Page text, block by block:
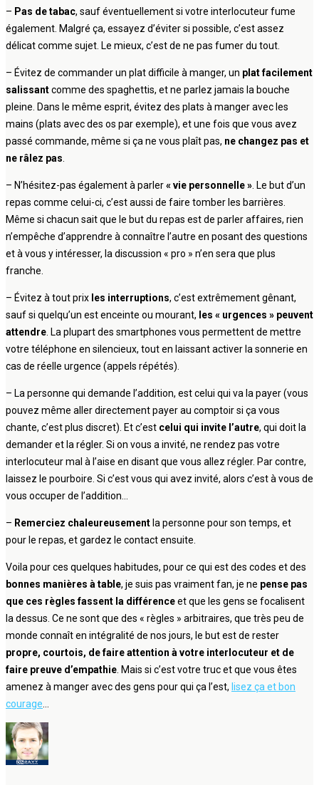
– Pas de tabac, sauf éventuellement si votre interlocuteur fume
également. Malgré ça, essayez d’éviter si possible, c’est assez
délicat comme sujet. Le mieux, c’est de ne pas fumer du tout.
– Évitez de commander un plat difficile à manger, un plat facilement
salissantcomme des spaghettis, et ne parlez jamais la bouche
pleine. Dans le même esprit, évitez des plats à manger avec les
mains (plats avec des os par exemple), et une fois que vous avez
passé commande, même si ça ne vous plaît pas, ne changez pas et
ne râlez pas
– N’hésitez-pas également à parler« vie personnelle » . Le but d’un
repas comme celui-ci, c’est aussi de faire tomber les barrières.
Même si chacun sait que le but du repas est de parler affaires, rien
n’empêche d’apprendre à connaître l’autre en posant des questions
et à vous y intéresser, la discussion « pro » n’en sera que plus
franche.
– Évitez à tout prix les interruptions, c’est extrêmement gênant,
sauf si quelqu’un est enceinte ou mourant, les « urgences » peuvent
attendre . La plupart des smartphones vous permettent de mettre
votre téléphone en silencieux, tout en laissant activer la sonnerie en
cas de réelle urgence (appels répétés).
– La personne qui demande l’addition, est celui qui va la payer (vous
pouvez même aller directement payer au comptoir si ça vous
chante, c’est plus discret). Et c’est celui qui invite l’autre, qui doit la
demander et la régler. Si on vous a invité, ne rendez pas votre
interlocuteur mal à l’aise en disant que vous allez régler. Par contre,
laissez le pourboire. Si c’est vous qui avez invité, alors c’est à vous de
vous occuper de l’addition…
– Remerciez chaleureusement la personne pour son temps, et
pour le repas, et gardez le contact ensuite.
Voila pour ces quelques habitudes, pour ce qui est des codes et des
bonnes manières à table, je suis pas vraiment fan, je ne pense pas
que ces règles fassent la différenceet que les gens se focalisent
la dessus. Ce ne sont que des « règles » arbitraires, que très peu de
monde connaît en intégralité de nos jours, le but est de rester
propre, courtois, de faire attention à votre interlocuteur et de
faire preuve d’empathie . Mais si c’est votre truc et que vous êtes
amenez à manger avec des gens pour qui ça l’est, lisez ça et bon
courage